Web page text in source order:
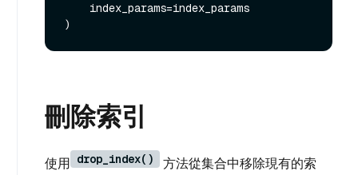
刪除索引
使用 drop_index()
方法從集合中移除現有的索